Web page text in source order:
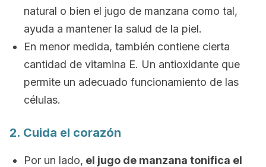
natural o bien el jugo de manzana como tal,
ayuda a mantener la salud de la piel.
En menor medida, también contiene cierta
cantidad de vitamina E. Un antioxidante que
permite un adecuado funcionamiento de las
células.
2. Cuida el corazón
Por un lado, el jugo de manzana tonifica el